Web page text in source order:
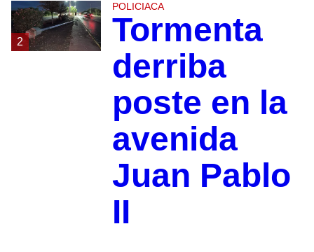
2
POLICIACA
Tormenta
derriba
poste en la
avenida
Juan Pablo
II